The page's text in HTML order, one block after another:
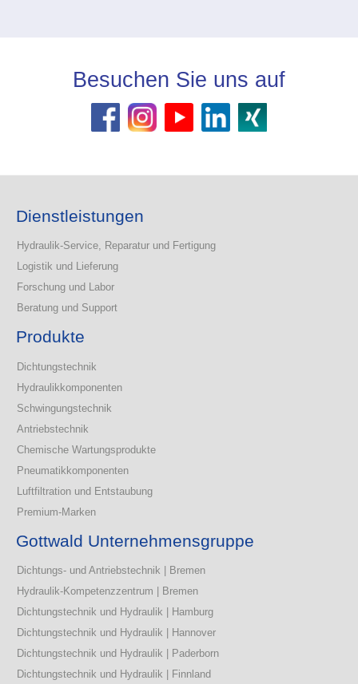
Besuchen Sie uns auf
Dienstleistungen
Hydraulik-Service, Reparatur und Fertigung
Logistik und Lieferung
Forschung und Labor
Beratung und Support
Produkte
Dichtungstechnik
Hydraulikkomponenten
Schwingungstechnik
Antriebstechnik
Chemische Wartungsprodukte
Pneumatikkomponenten
Luftfiltration und Entstaubung
Premium-Marken
Gottwald Unternehmensgruppe
Dichtungs- und Antriebstechnik | Bremen
Hydraulik-Kompetenzzentrum | Bremen
Dichtungstechnik und Hydraulik | Hamburg
Dichtungstechnik und Hydraulik | Hannover
Dichtungstechnik und Hydraulik | Paderborn
Dichtungstechnik und Hydraulik | Finnland